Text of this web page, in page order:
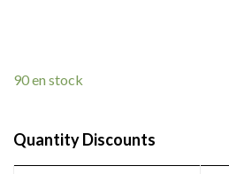
90 en stock
Quantity Discounts